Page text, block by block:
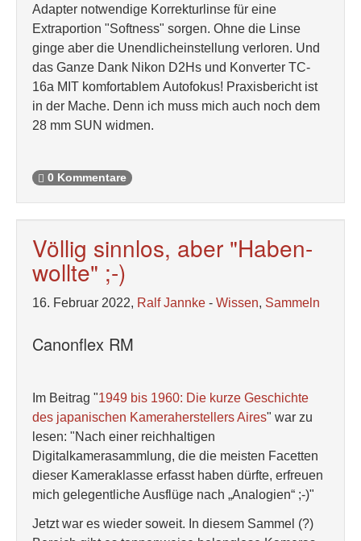
Adapter notwendige Korrekturlinse für eine
Extraportion "Softness" sorgen. Ohne die Linse
ginge aber die Unendlicheinstellung verloren. Und
das Ganze Dank Nikon D2Hs und Konverter TC-
16a MIT komfortablem Autofokus! Praxisbericht ist
in der Mache. Denn ich muss mich auch noch dem
28 mm SUN widmen.
0 Kommentare
Völlig sinnlos, aber "Haben-
wollte" ;-)
16. Februar 2022, Ralf Jannke - Wissen, Sammeln
Canonflex RM
Im Beitrag "1949 bis 1960: Die kurze Geschichte
des japanischen Kameraherstellers Aires" war zu
lesen: "Nach einer reichhaltigen
Digitalkamerasammlung, die die meisten Facetten
dieser Kameraklasse erfasst haben dürfte, erfreuen
mich gelegentliche Ausflüge nach „Analogien“ ;-)"
Jetzt war es wieder soweit. In diesem Sammel (?)